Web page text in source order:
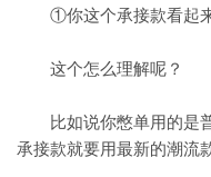
①你这个承接款看起来
这个怎么理解呢？
比如说你憋单用的是普
承接款就要用最新的潮流